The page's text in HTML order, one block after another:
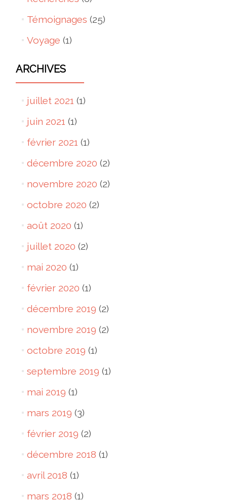
Témoignages (25)
Voyage (1)
ARCHIVES
juillet 2021 (1)
juin 2021 (1)
février 2021 (1)
décembre 2020 (2)
novembre 2020 (2)
octobre 2020 (2)
août 2020 (1)
juillet 2020 (2)
mai 2020 (1)
février 2020 (1)
décembre 2019 (2)
novembre 2019 (2)
octobre 2019 (1)
septembre 2019 (1)
mai 2019 (1)
mars 2019 (3)
février 2019 (2)
décembre 2018 (1)
avril 2018 (1)
mars 2018 (1)